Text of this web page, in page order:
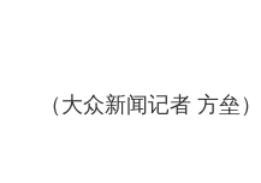
（大众新闻记者 方垒）